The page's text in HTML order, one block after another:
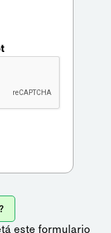
este formulario